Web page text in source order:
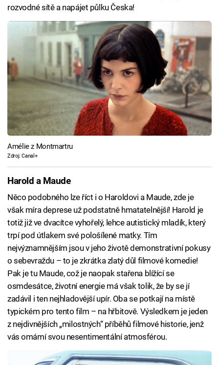
rozvodné sítě a napájet půlku Česka!
Amélie z Montmartru
Zdroj: Canal+
Harold a Maude
Něco podobného lze říct i o Haroldovi a Maude, zde je
však míra deprese už podstatně hmatatelnější! Harold je
totiž již ve dvacítce vyhořelý, lehce autistický mladík, který
trpí pod útlakem své pološílené matky. Tím
nejvýznamnějším jsou v jeho životě demonstrativní pokusy
o sebevraždu – to je zkrátka zlatý důl filmové komedie!
Pak je tu Maude, což je naopak stařena blížící se
osmdesátce, životní energie má však tolik, že by se jí
zadávil i ten nejhladovější upír. Oba se potkají na místě
typickém pro tento film – na hřbitově. Výsledkem je jeden
z nejdivnějších „milostných“ příběhů filmové historie, jenž
vás omámí svou nesentimentální atmosférou.